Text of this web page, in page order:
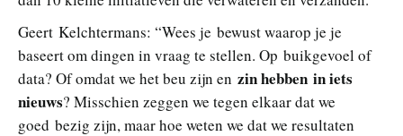
Geert Kelchtermans: “Wees je bewust waarop je je
baseert om dingen in vraag te stellen. Op buikgevoel of
data? Of omdat we het beu zijn en zin hebben in iets
nieuws? Misschien zeggen we tegen elkaar dat we
goed bezig zijn, maar hoe weten we dat we resultaten